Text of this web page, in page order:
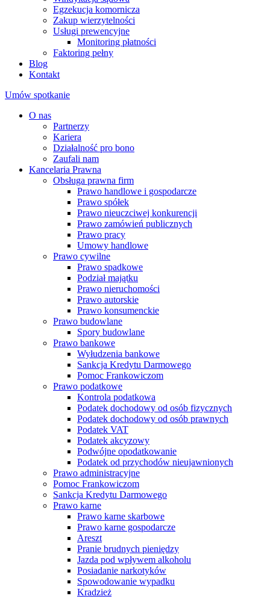
Egzekucja komornicza
Zakup wierzytelności
Usługi prewencyjne
Monitoring płatności
Faktoring pełny
Blog
Kontakt
Umów spotkanie
O nas
Partnerzy
Kariera
Działalność pro bono
Zaufali nam
Kancelaria Prawna
Obsługa prawna firm
Prawo handlowe i gospodarcze
Prawo spółek
Prawo nieuczciwej konkurencji
Prawo zamówień publicznych
Prawo pracy
Umowy handlowe
Prawo cywilne
Prawo spadkowe
Podział majątku
Prawo nieruchomości
Prawo autorskie
Prawo konsumenckie
Prawo budowlane
Spory budowlane
Prawo bankowe
Wyłudzenia bankowe
Sankcja Kredytu Darmowego
Pomoc Frankowiczom
Prawo podatkowe
Kontrola podatkowa
Podatek dochodowy od osób fizycznych
Podatek dochodowy od osób prawnych
Podatek VAT
Podatek akcyzowy
Podwójne opodatkowanie
Podatek od przychodów nieujawnionych
Prawo administracyjne
Pomoc Frankowiczom
Sankcja Kredytu Darmowego
Prawo karne
Prawo karne skarbowe
Prawo karne gospodarcze
Areszt
Pranie brudnych pieniędzy
Jazda pod wpływem alkoholu
Posiadanie narkotyków
Spowodowanie wypadku
Kradzież